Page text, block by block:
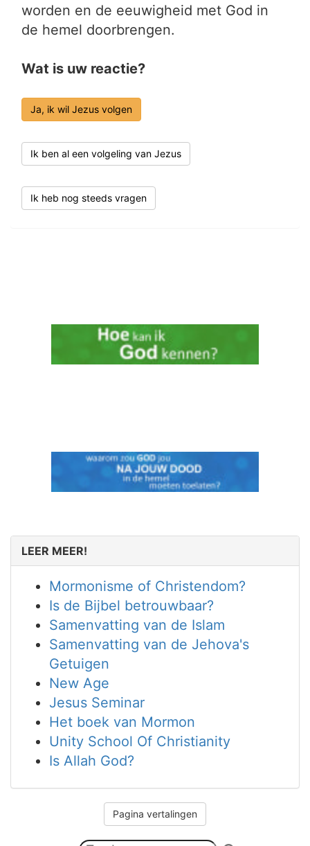
worden en de eeuwigheid met God in
de hemel doorbrengen.
Wat is uw reactie?
Ja, ik wil Jezus volgen
Ik ben al een volgeling van Jezus
Ik heb nog steeds vragen
LEER MEER!
Mormonisme of Christendom?
Is de Bijbel betrouwbaar?
Samenvatting van de Islam
Samenvatting van de Jehova's
Getuigen
New Age
Jesus Seminar
Het boek van Mormon
Unity School Of Christianity
Is Allah God?
Pagina vertalingen